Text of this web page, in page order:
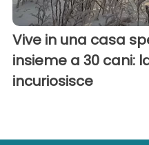
Vive in una casa
insieme a 30 cani:
incuriosisce